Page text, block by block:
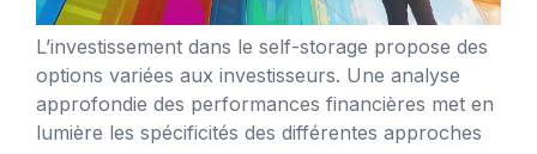
L’investissement dans le self-storage propose des
options variées aux investisseurs. Une analyse
approfondie des performances financières met en
lumière les spécificités des différentes approches